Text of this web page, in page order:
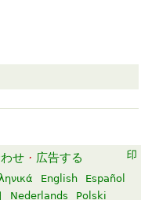
せ · 広告する
English
Español
Nederlands Polski